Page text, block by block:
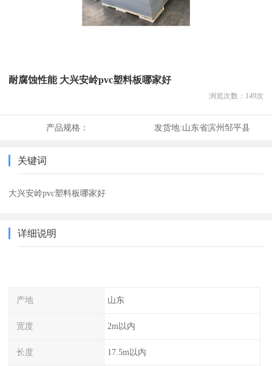
耐腐蚀性能 大兴安岭pvc塑料板哪家好
浏览次数： 149次
产品规格： 发货地:山东省滨州邹平县
关键词
大兴安岭pvc塑料板哪家好
详细说明
产地 山东
宽度 2m以内
长度 17.5m以内